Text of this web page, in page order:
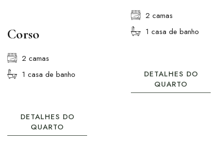
Corso
2 camas
1 casa de banho
DETALHES DO
QUARTO
2 camas
1 casa de banho
DETALHES DO
QUARTO